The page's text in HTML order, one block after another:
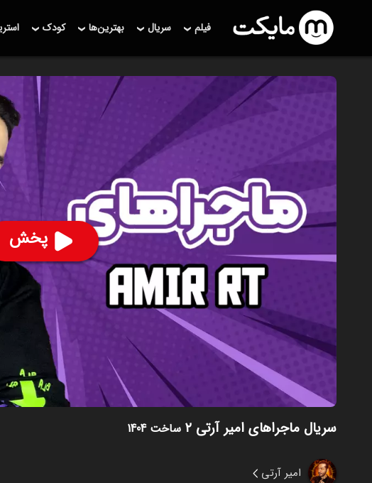
فیلم سریال بهترین‌ها کودک
پخش
سریال ماجراهای امیر آرتی ۲ ساخت 1404
امیر آرتی